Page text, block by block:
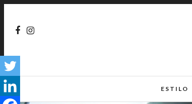
ESTILO